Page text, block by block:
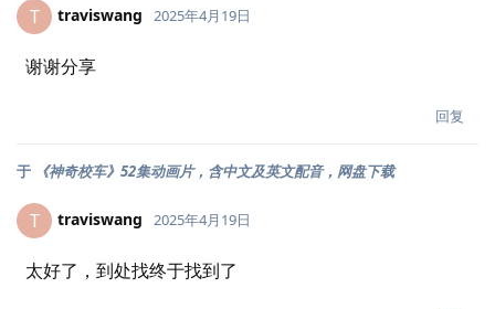
T traviswang 2025年4月19日
谢谢分享
回复
于 《神奇校车》52集动画片，含中文及英文配音，网盘下载
T traviswang 2025年4月19日
太好了，到处找终于找到了